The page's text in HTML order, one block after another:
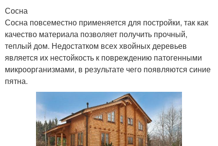
Сосна
Сосна повсеместно применяется для постройки, так как
качество материала позволяет получить прочный,
теплый дом. Недостатком всех хвойных деревьев
является их нестойкость к повреждению патогенными
микроорганизмами, в результате чего появляются синие
пятна.